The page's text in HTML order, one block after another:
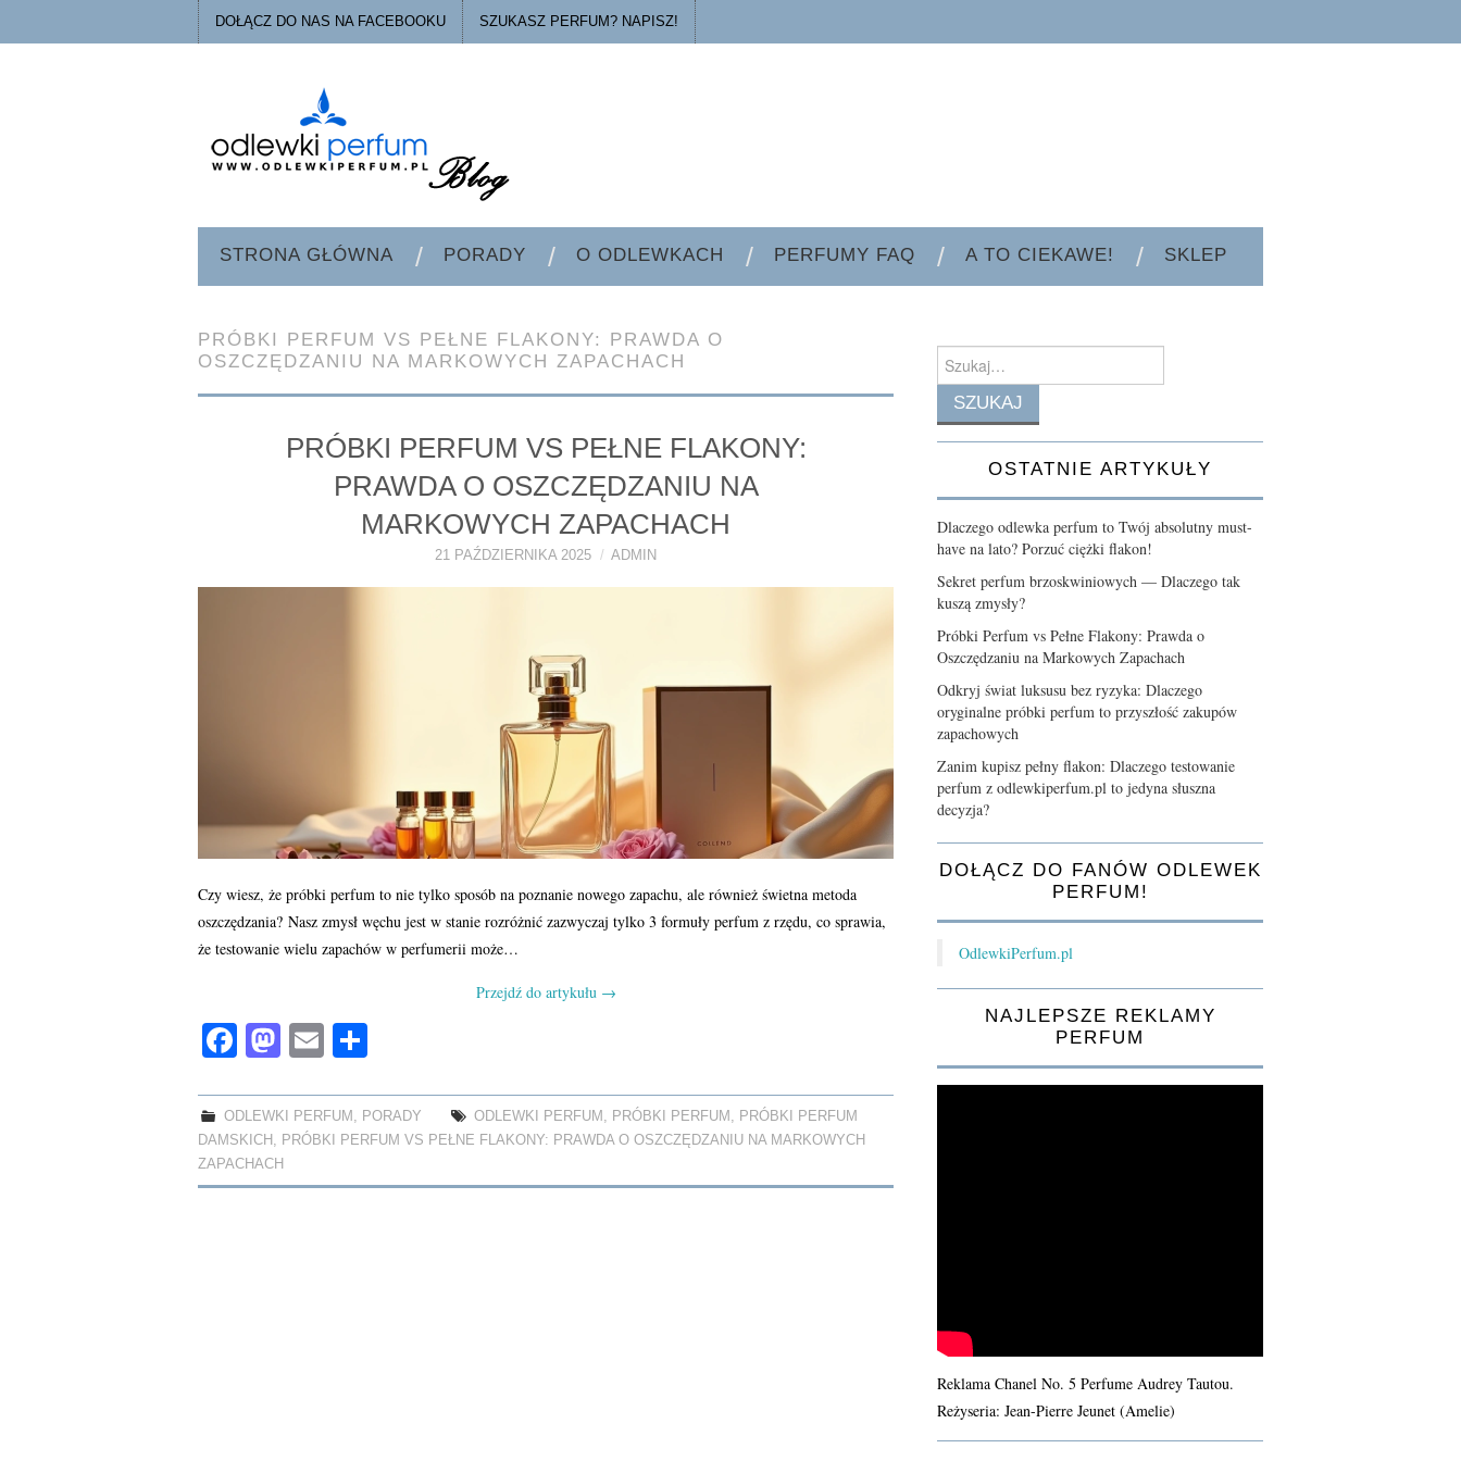
DOŁĄCZ DO NAS NA FACEBOOKU SZUKASZ PERFUM? NAPISZ!
STRONA GŁÓWNA PORADY O ODLEWKACH PERFUMY FAQ A TO CIEKAWE! SKLEP
PRÓBKI PERFUM VS PEŁNE FLAKONY: PRAWDA O
OSZCZĘDZANIU NA MARKOWYCH ZAPACHACH
PRÓBKI PERFUM VS PEŁNE FLAKONY:
PRAWDA O OSZCZĘDZANIU NA
MARKOWYCH ZAPACHACH
21 PAŹDZIERNIKA 2025 ADMIN
Czy wiesz, że próbki perfum to nie tylko sposób na poznanie nowego zapachu, ale również świetna metoda
oszczędzania? Nasz zmysł węchu jest w stanie rozróżnić zazwyczaj tylko 3 formuły perfum z rzędu, co sprawia,
że testowanie wielu zapachów w perfumerii może…
Przejdź do artykułu →
Fa
ce
bo
ok
M
as
to
do
n
E
m
ailre
ODLEWKI PERFUM PORADY ODLEWKI PERFUM PRÓBKI PERFUM
PRÓBKI PERFUM
DAMSKICH
PRÓBKI PERFUM VS PEŁNE FLAKONY: PRAWDA O OSZCZĘDZANIU NA MARKOWYCH
ZAPACHACH
Search
for:
OSTATNIE ARTYKUŁY
Dlaczego odlewka perfum to Twój absolutny must-
have na lato? Porzuć ciężki flakon!
Sekret perfum brzoskwiniowych — Dlaczego tak
kuszą zmysły?
Próbki Perfum vs Pełne Flakony: Prawda o
Oszczędzaniu na Markowych Zapachach
Odkryj świat luksusu bez ryzyka: Dlaczego
oryginalne próbki perfum to przyszłość zakupów
zapachowych
Zanim kupisz pełny flakon: Dlaczego testowanie
perfum z odlewkiperfum.pl to jedyna słuszna
decyzja?
DOŁĄCZ DO FANÓW ODLEWEK
PERFUM!
OdlewkiPerfum.pl
NAJLEPSZE REKLAMY
PERFUM
Reklama Chanel No. 5 Perfume Audrey Tautou.
Reżyseria: Jean-Pierre Jeunet (Amelie)